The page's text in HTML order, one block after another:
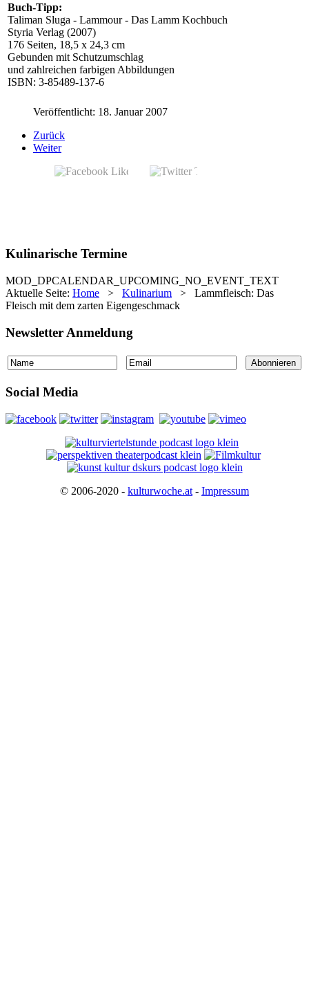
Buch-Tipp:
Taliman Sluga - Lammour - Das Lamm Kochbuch
Styria Verlag (2007)
176 Seiten, 18,5 x 24,3 cm
Gebunden mit Schutzumschlag
und zahlreichen farbigen Abbildungen
ISBN: 3-85489-137-6
Veröffentlicht: 18. Januar 2007
Zurück
Weiter
Kulinarische Termine
MOD_DPCALENDAR_UPCOMING_NO_EVENT_TEXT
Aktuelle Seite: Home > Kulinarium > Lammfleisch: Das
Fleisch mit dem zarten Eigengeschmack
Newsletter Anmeldung
Social Media
© 2006-2020 - kulturwoche.at - Impressum